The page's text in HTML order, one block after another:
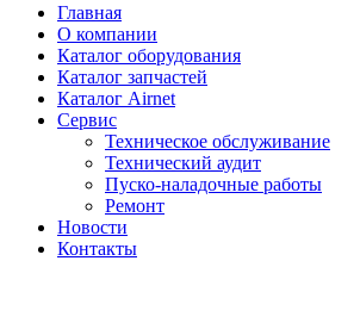
Главная
О компании
Каталог оборудования
Каталог запчастей
Каталог Airnet
Сервис
Техническое обслуживание
Технический аудит
Пуско-наладочные работы
Ремонт
Новости
Контакты